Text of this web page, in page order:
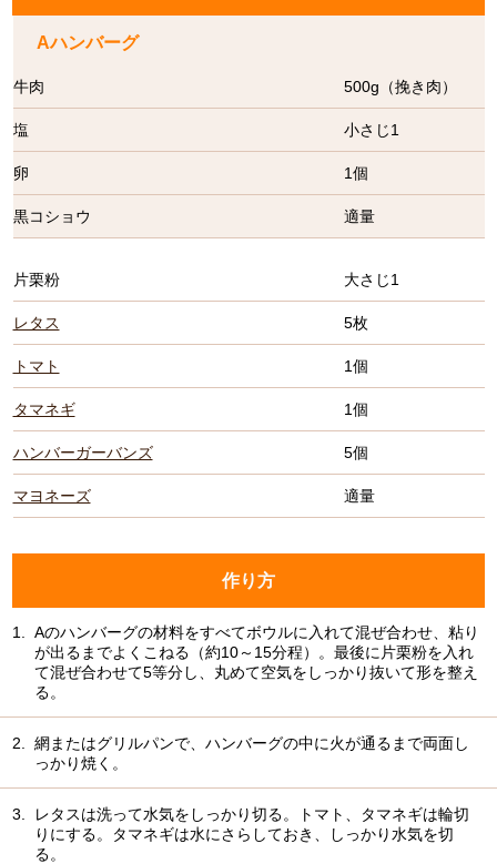
Aハンバーグ
牛肉 500g（挽き肉）
塩 小さじ1
卵 1個
黒コショウ 適量
片栗粉 大さじ1
レタス 5枚
トマト 1個
タマネギ 1個
ハンバーガーバンズ 5個
マヨネーズ 適量
作り方
1.
Aのハンバーグの材料をすべてボウルに入れて混ぜ合わせ、粘り
が出るまでよくこねる（約10～15分程）。最後に片栗粉を入れ
て混ぜ合わせて5等分し、丸めて空気をしっかり抜いて形を整え
る。
2.
網またはグリルパンで、ハンバーグの中に火が通るまで両面し
っかり焼く。
3.
レタスは洗って水気をしっかり切る。トマト、タマネギは輪切
りにする。タマネギは水にさらしておき、しっかり水気を切
る。